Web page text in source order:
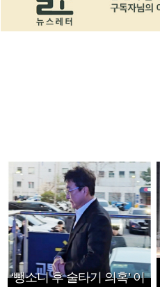
‘뺑소니 후 술타기 의혹’ 이